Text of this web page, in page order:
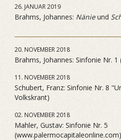
26. JANUAR 2019
Brahms, Johannes: Nänieund
20. NOVEMBER 2018
Brahms, Johannes: Sinfonie Nr.
11. NOVEMBER 2018
Schubert, Franz: Sinfonie Nr. 8
Volkskrant)
02. NOVEMBER 2018
Mahler, Gustav: Sinfonie Nr. 5
(www.palermocapitaleonline.com)